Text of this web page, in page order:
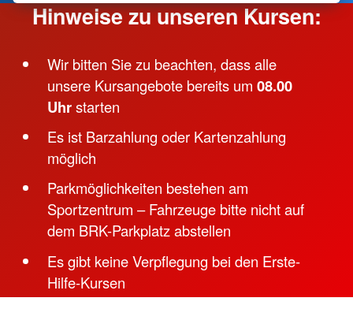
Hinweise zu unseren Kursen:
Wir bitten Sie zu beachten, dass alle
unsere Kursangebote bereits um 08.00
Uhrstarten
Es ist Barzahlung oder Kartenzahlung
möglich
Parkmöglichkeiten bestehen am
Sportzentrum – Fahrzeuge bitte nicht auf
dem BRK-Parkplatz abstellen
Es gibt keine Verpflegung bei den Erste-
Hilfe-Kursen